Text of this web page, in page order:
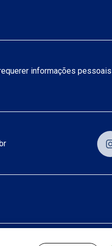
informações